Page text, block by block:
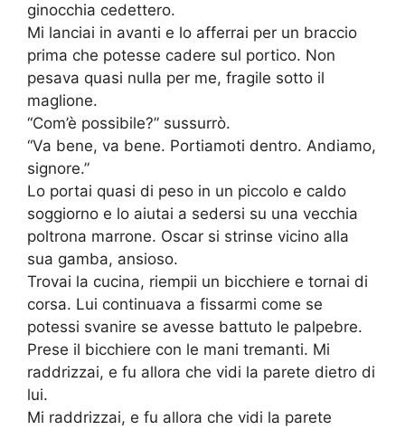
ginocchia cedettero.
Mi lanciai in avanti e lo afferrai per un braccio
prima che potesse cadere sul portico. Non
pesava quasi nulla per me, fragile sotto il
maglione.
“Com’è possibile?” sussurrò.
“Va bene, va bene. Portiamoti dentro. Andiamo,
signore.”
Lo portai quasi di peso in un piccolo e caldo
soggiorno e lo aiutai a sedersi su una vecchia
poltrona marrone. Oscar si strinse vicino alla
sua gamba, ansioso.
Trovai la cucina, riempii un bicchiere e tornai di
corsa. Lui continuava a fissarmi come se
potessi svanire se avesse battuto le palpebre.
Prese il bicchiere con le mani tremanti. Mi
raddrizzai, e fu allora che vidi la parete dietro di
lui.
Mi raddrizzai, e fu allora che vidi la parete